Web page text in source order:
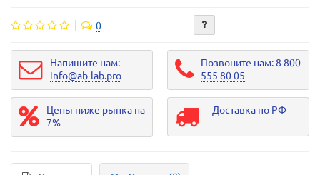
0
Напишите нам:
info@ab-lab.pro
Позвоните нам: 8 800
555 80 05
Цены ниже рынка на
7%
Доставка по РФ